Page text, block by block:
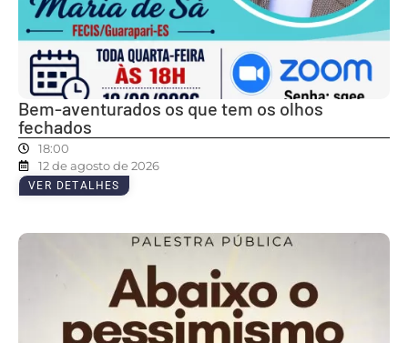
Bem-aventurados os que tem os olhos
fechados
18:00
12 de agosto de 2026
VER DETALHES